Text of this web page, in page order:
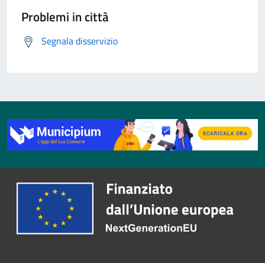
Problemi in città
Segnala disservizio